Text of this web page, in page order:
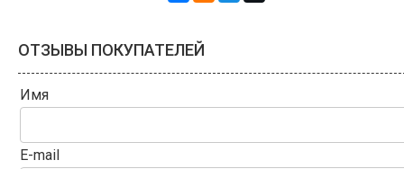
ОТЗЫВЫ ПОКУПАТЕЛЕЙ
Имя
E-mail